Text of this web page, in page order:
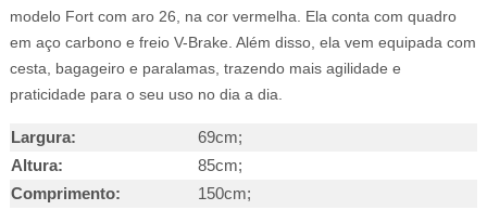
modelo Fort com aro 26, na cor vermelha. Ela conta com quadro
em aço carbono e freio V-Brake. Além disso, ela vem equipada com
cesta, bagageiro e paralamas, trazendo mais agilidade e
praticidade para o seu uso no dia a dia.
Largura:
69cm;
Altura:
85cm;
Comprimento:
150cm;